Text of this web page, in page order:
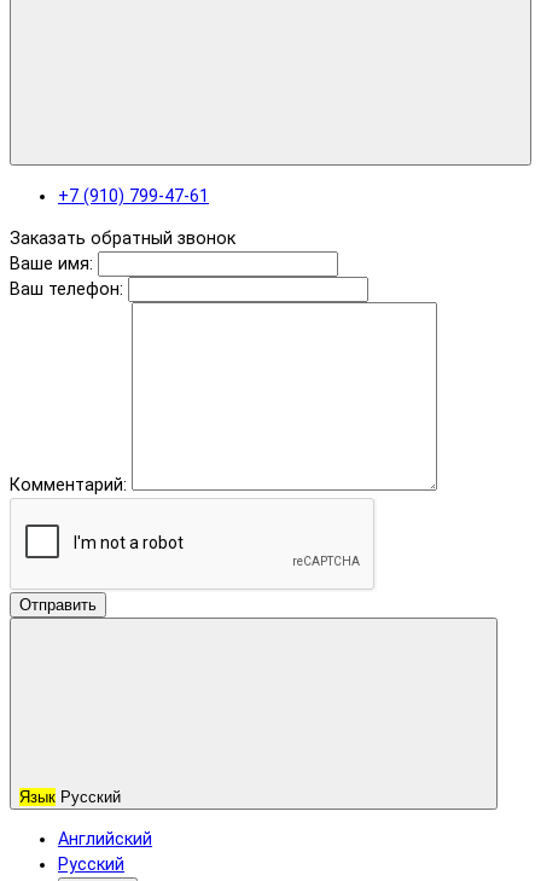
+7 (910) 799-47-61
Заказать обратный звонок
Ваше имя:
Ваш телефон:
Комментарий:
Отправить
Язык Русский
Английский
Русский